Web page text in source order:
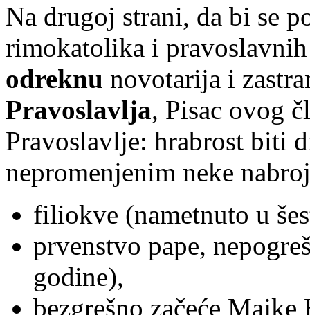
Na drugoj strani, da bi se
rimokatolika i
odreknu novotarija i
Pravoslavlja, Pisac ovog
Pravoslavlje: hrabrost biti
nepromenjenim neke
filiokve (nametnuto u
prvenstvo pape,
godine),
bezgrešno začeće